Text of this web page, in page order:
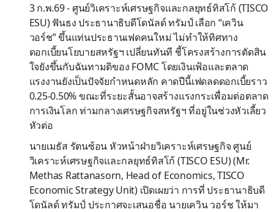
3 ก.พ.69 - ศูนย์วิเคราะห์เศรษฐกิจและกลยุทธ์ทิสโก้ (TISCO
ESU) ฟันธง ประธานาธิบดีโดนัลด์ ทรัมป์ เลือก “เควิน
วอร์ช” ขึ้นแท่นประธานเฟดคนใหม่ ไม่ทำให้ทิศทาง
ดอกเบี้ยนโยบายสหรัฐฯ เปลี่ยนทันที ชี้โครงสร้างการตัดสิน
ใจยังขึ้นกับฉันทามติของ FOMC โดยเงินเฟ้อและตลาด
แรงงานยังเป็นปัจจัยกำหนดหลัก คาดปีนี้เฟดลดดอกเบี้ยราว
0.25-0.50% ขณะที่ระยะสั้นอาจสร้างแรงกระเพื่อมต่อตลาด
การเงินโลก ท่ามกลางเศรษฐกิจสหรัฐฯ ที่อยู่ในช่วงหัวเลี้ยว
หัวต่อ
นายเมธัส รัตนซ้อน หัวหน้าฝ่ายวิเคราะห์เศรษฐกิจ ศูนย์
วิเคราะห์เศรษฐกิจและกลยุทธ์ทิสโก้ (TISCO ESU) (Mr.
Methas Rattanasorn, Head of Economics, TISCO
Economic Strategy Unit) เปิดเผยว่า การที่ ประธานาธิบดี
โดนัลด์ ทรัมป์ ประกาศจะเสนอชื่อ นายเควิน วอร์ช ให้มา